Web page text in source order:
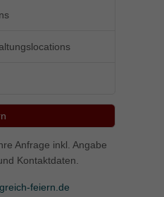
Anfrage inkl. Angabe
Kontaktdaten.
feiern.de